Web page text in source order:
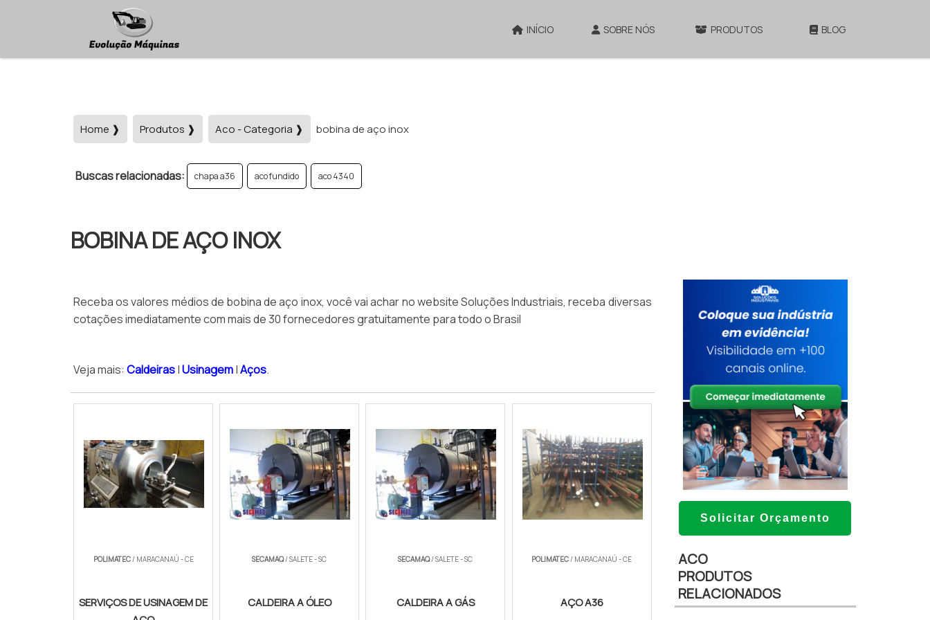
INÍCIO SOBRE NÓS PRODUTOS BLOG
Home ❱ Produtos ❱ Aco - Categoria ❱ bobina de aço inox
Buscas relacionadas: chapa a36 aco fundido aco 4340
BOBINA DE AÇO INOX
Receba os valores médios de bobina de aço inox, você vai achar no website Soluções Industriais, receba diversas
cotações imediatamente com mais de 30 fornecedores gratuitamente para todo o Brasil
Veja mais: Caldeiras|Usinagem|Aços.
POLIMATEC/ MARACANAÚ - CE
SERVIÇOS DE USINAGEM DE
SECAMAQ/ SALETE - SC
CALDEIRA A ÓLEO
SECAMAQ/ SALETE - SC
CALDEIRA A GÁS
POLIMATEC/ MARACANAÚ - CE
AÇO A36
Solicitar Orçamento
ACO
PRODUTOS
RELACIONADOS